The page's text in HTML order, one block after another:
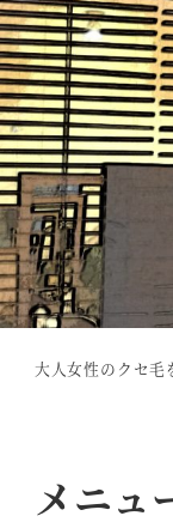
大人女性のクセ
メニュ